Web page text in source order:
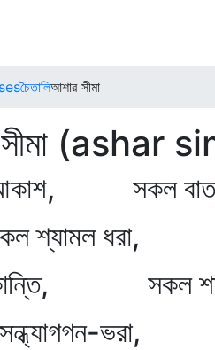
চৈতালিআশার সীমা
(ashar
সকল
ধরা,
সকল
ভরা,